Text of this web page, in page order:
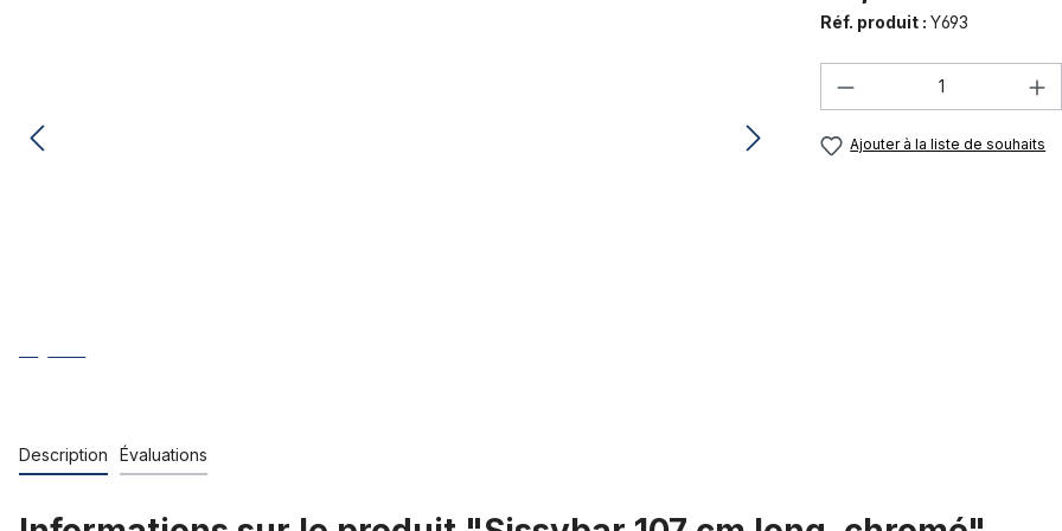
Réf. produit : Y693
Quantité de
Ajouter à la liste de souhaits
Description Évaluations